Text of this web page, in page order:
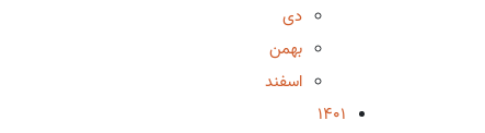
دی
بهمن
اسفند
1401